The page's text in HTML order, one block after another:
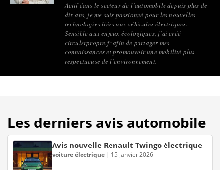
Actif dans le secteur de l’automobile depuis plus de
dix ans, je me suis passionné pour les nouvelles
technologies liées aux véhicules électriques.
Sensible aux enjeux écologiques, j’ai créé
circulerpropre.fr afin de partager mes
connaissances et promouvoir une mobilité plus
respectueuse de l’environnement.
Les derniers avis automobile
Avis nouvelle Renault Twingo électrique
voiture électrique | 15 janvier 2026